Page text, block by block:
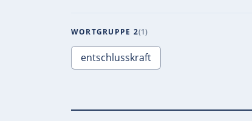
WORTGRUPPE 2 1
entschlusskraft